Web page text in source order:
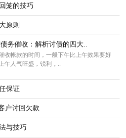
笼的技巧
原则
务催收：解析讨债的四大..
收帐款的时间，一般下午比上午效果要好
午人气旺盛，锐利，..
保证
户讨回欠款
与技巧